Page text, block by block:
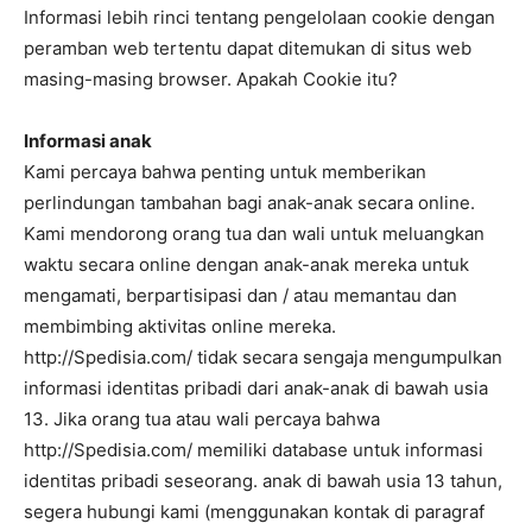
Informasi lebih rinci tentang pengelolaan cookie dengan
peramban web tertentu dapat ditemukan di situs web
masing-masing browser. Apakah Cookie itu?
Informasi anak
Kami percaya bahwa penting untuk memberikan
perlindungan tambahan bagi anak-anak secara online.
Kami mendorong orang tua dan wali untuk meluangkan
waktu secara online dengan anak-anak mereka untuk
mengamati, berpartisipasi dan / atau memantau dan
membimbing aktivitas online mereka.
http://Spedisia.com/ tidak secara sengaja mengumpulkan
informasi identitas pribadi dari anak-anak di bawah usia
13. Jika orang tua atau wali percaya bahwa
http://Spedisia.com/ memiliki database untuk informasi
identitas pribadi seseorang. anak di bawah usia 13 tahun,
segera hubungi kami (menggunakan kontak di paragraf